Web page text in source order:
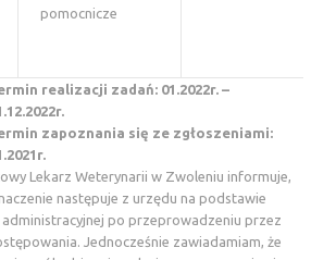
pomocnicze
realizacji zadań: 01.2022r. –
zapoznania się ze zgłoszeniami:
Lekarz Weterynarii w Zwoleniu informuje,
następuje z urzędu na podstawie
administracyjnej po przeprowadzeniu przez
Jednocześnie zawiadamiam, że